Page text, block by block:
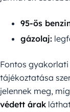
95-ös
gázolaj:
Fontos
tájékoztatása
jelennek meg, míg
védett árak